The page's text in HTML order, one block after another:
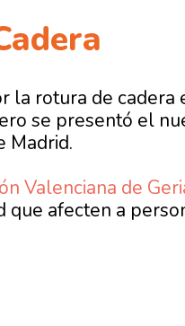
la rotura de cadera
se presentó el
Madrid.
Valenciana de
que afecten a